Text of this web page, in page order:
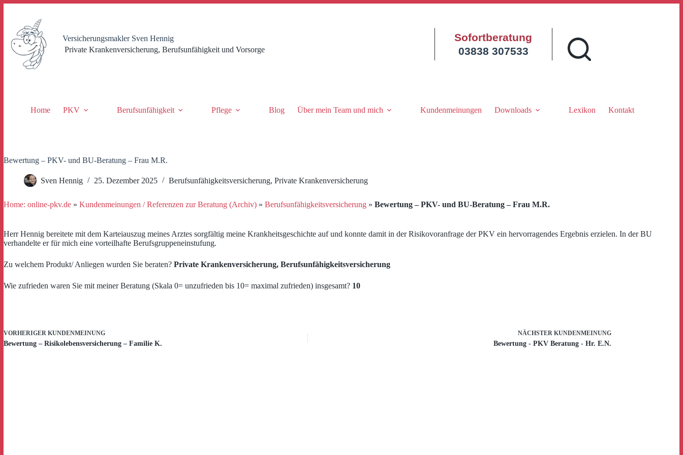
springen
Versicherungsmakler Sven Hennig
Private Krankenversicherung, Berufsunfähigkeit und Vorsorge
Sofortberatung
03838 307533
Home PKV Berufsunfähigkeit Pflege Blog Über mein Team und mich Kundenmeinungen Downloads Lexikon Kontakt
Bewertung – PKV- und BU-Beratung – Frau M.R.
Sven Hennig 25. Dezember 2025 Berufsunfähigkeitsversicherung, Private Krankenversicherung
Home: online-pkv.de » Kundenmeinungen / Referenzen zur Beratung (Archiv) » Berufsunfähigkeitsversicherung » Bewertung – PKV- und BU-Beratung – Frau M.R.
Herr Hennig bereitete mit dem Karteiauszug meines Arztes sorgfältig meine Krankheitsgeschichte auf und konnte damit in der Risikovoranfrage der PKV ein hervorragendes Ergebnis erzielen. In der BU
verhandelte er für mich eine vorteilhafte Berufsgruppeneinstufung.
Zu welchem Produkt/ Anliegen wurden Sie beraten? Private Krankenversicherung, Berufsunfähigkeitsversicherung
Wie zufrieden waren Sie mit meiner Beratung (Skala 0= unzufrieden bis 10= maximal zufrieden) insgesamt? 10
VORHERIGER KUNDENMEINUNG
Bewertung – Risikolebensversicherung – Familie K.
NÄCHSTER KUNDENMEINUNG
Bewertung - PKV Beratung - Hr. E.N.